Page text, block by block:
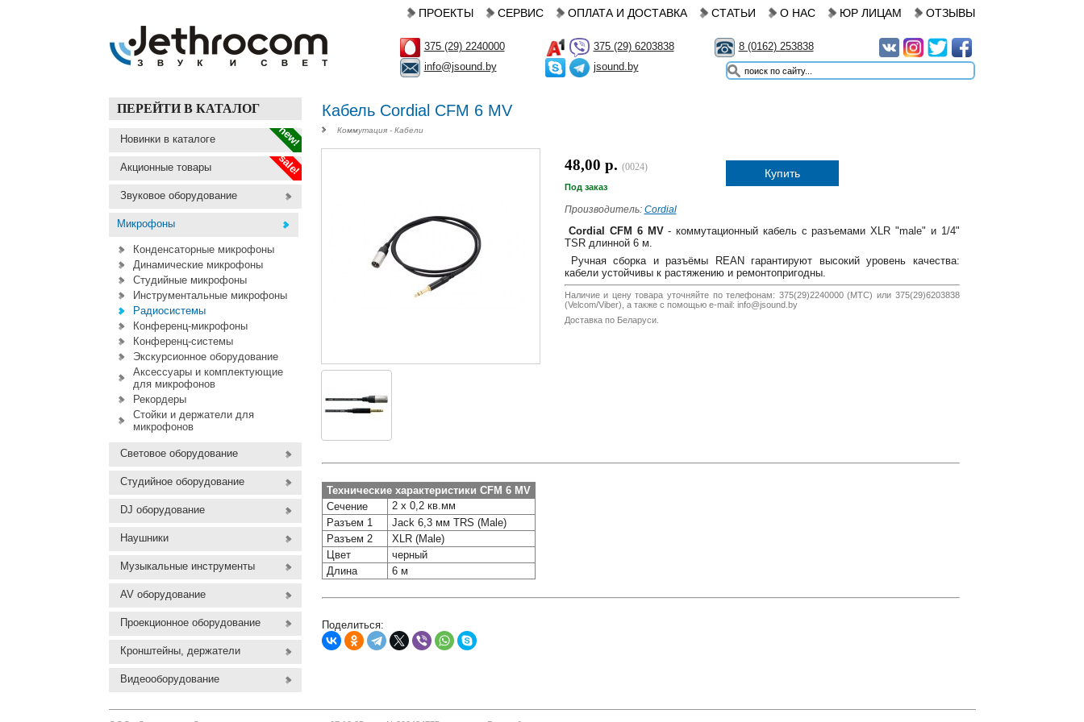
ПРОЕКТЫ СЕРВИС ОПЛАТА И ДОСТАВКА СТАТЬИ О НАС ЮР ЛИЦАМ ОТЗЫВЫ
375 (29) 2240000
info@jsound.by
375 (29) 6203838
jsound.by
8 (0162) 253838
ПЕРЕЙТИ В КАТАЛОГ
new!
Новинки в каталоге
sale!
Акционные товары
Звуковое оборудование
Микрофоны
Конденсаторные микрофоны
Динамические микрофоны
Студийные микрофоны
Инструментальные микрофоны
Радиосистемы
Конференц-микрофоны
Конференц-системы
Экскурсионное оборудование
Аксессуары и комплектующие
для микрофонов
Рекордеры
Стойки и держатели для
микрофонов
Световое оборудование
Студийное оборудование
DJ оборудование
Наушники
Музыкальные инструменты
AV оборудование
Проекционное оборудование
Кронштейны, держатели
Видеооборудование
Кабель Cordial CFM 6 MV
Коммутация - Кабели
Купить
48,00 р. (0024)
Под заказ
Производитель: Cordial
Cordial CFM 6 MV- коммутационный кабель с разъемами XLR "male" и 1/4"
TSR длинной 6 м.
Ручная сборка и разъёмы REAN гарантируют высокий уровень качества:
кабели устойчивы к растяжению и ремонтопригодны.
Наличие и цену товара уточняйте по телефонам: 375(29)2240000 (МТС) или 375(29)6203838
(Velcom/Viber), а также с помощью e-mail: info@jsound.by
Доставка по Беларуси.
Технические характеристики CFM 6 MV
Сечение
2 х 0,2 кв.мм
Разъем 1
Jack 6,3 мм TRS (Male)
Разъем 2
XLR (Male)
Цвет
черный
Длина
6 м
Поделиться: